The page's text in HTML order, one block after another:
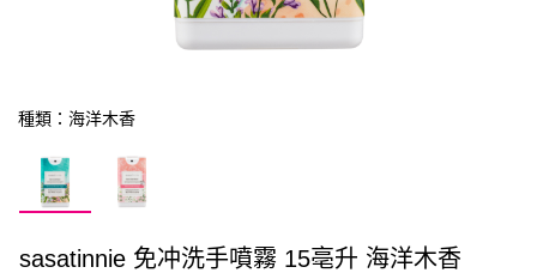
種類：海洋木香
sasatinnie 免冲洗手噴霧 15亳升 海洋木香